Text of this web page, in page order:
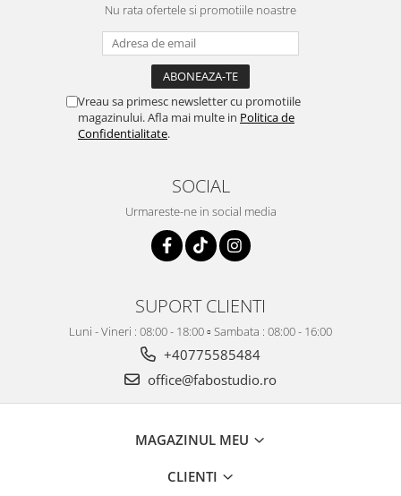
Nu rata ofertele si promotiile noastre
Vreau sa primesc newsletter cu promotiile
magazinului. Afla mai multe in Politica de
Confidentialitate.
SOCIAL
Urmareste-ne in social media
SUPORT CLIENTI
Luni - Vineri : 08:00 - 18:00 ▫️ Sambata : 08:00 - 16:00
+40775585484
office@fabostudio.ro
MAGAZINUL MEU
CLIENTI